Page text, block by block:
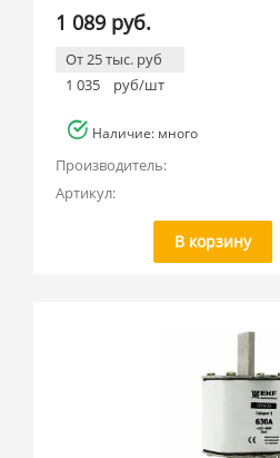
1 089 руб.
От 25 тыс. руб
1 035
руб/шт
Наличие: много
Производитель:
Артикул:
В корзину